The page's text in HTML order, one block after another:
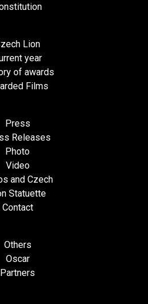
Lion
year
of awards
Films
Press
Releases
Photo
Video
and Czech
Statuette
Contact
Others
Oscar
Partners